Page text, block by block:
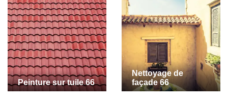
Peinture sur tuile 66
Nettoyage de
façade 66